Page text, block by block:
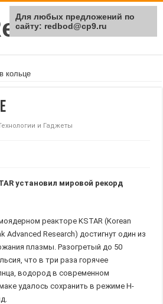
Red
кольце
и Гаджеты
установил мировой рекорд
реакторе KSTAR (Korean
Advanced Research) достигнут один из
плазмы. Разогретый до 50
что в три раза горячее
водород в современном
удалось сохранить в режиме H-
Для любых предложений по
сайту: redbod@cp9.ru